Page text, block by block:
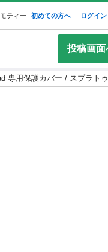
ティー 初めての方へ ログイン
投稿画面
専用保護カバー / スプラト